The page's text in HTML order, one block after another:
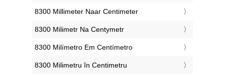
‎8300 Millimeter Naar Centimeter
‎8300 Milimetr Na Centymetr
‎8300 Milímetro Em Centímetro
‎8300 Milimetru în Centimetru